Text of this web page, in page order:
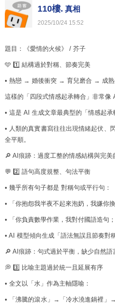
110樓. 真相
2025/10/24 15:52
題目：《愛情的火候》 / 芥子
🩵 1️⃣ 結構過於對稱、節奏完美
• 熱戀 → 婚後衝突 → 育兒磨合 → 成熟
這樣的「四段式情感起承轉合」非常像
• 這是 AI 生成文章最典型的「情感起承
• 人類的真實書寫往往出現情緒起伏、
全平順。
🔎 AI痕跡：過度工整的情感結構與完美
💬 2️⃣ 語句高度規整、句法平衡
• 幾乎所有句子都是 對稱句或平行句：
• 「你抱怨我半夜不起來泡奶，我嫌你
• 「你負責數學作業，我對付國語造句
• AI 模型傾向生成「語法無誤且節奏對
🔎 AI痕跡：句式過於平衡，缺少自然語
💭 3️⃣ 比喻主題過於統一且延展有序
• 全文以「水」作為主軸隱喻：
• 「沸騰的滾水」→「冷水澆進鍋裡」